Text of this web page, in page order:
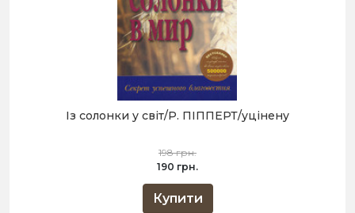
Із солонки у світ/Р. ПІППЕРТ/уцiнену
198 грн.
190 грн.
Купити